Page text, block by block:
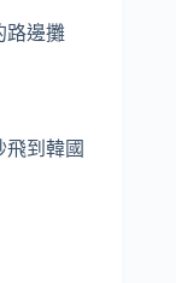
路邊攤
到韓國